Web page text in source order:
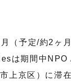
（予定/約2ヶ月
は期間中NPO
上京区）に滞在